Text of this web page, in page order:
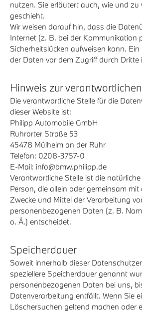
nutzen. Sie erläutert auch, wie und zu
geschieht.
Wir weisen darauf hin, dass die
Internet (z. B. bei der Kommunikation
Sicherheitslücken aufweisen kann.
der Daten vor dem Zugriff durch Dritte
Hinweis zur
Die verantwortliche Stelle für die
dieser Website ist:
Philipp Automobile GmbH
Ruhrorter Straße 53
45478 Mülheim an der Ruhr
Telefon: 0208-3757-0
E-Mail: info@bmw.philipp.de
Verantwortliche Stelle ist die
Person, die allein oder gemeinsam
Zwecke und Mittel der Verarbeitung
personenbezogenen Daten (z. B.
o. Ä.) entscheidet.
Speicherdauer
Soweit innerhalb dieser
speziellere Speicherdauer genannt
personenbezogenen Daten bei uns,
Datenverarbeitung entfällt. Wenn Sie
Löschersuchen geltend machen oder